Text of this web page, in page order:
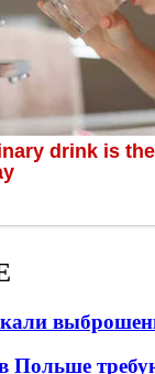
Польше